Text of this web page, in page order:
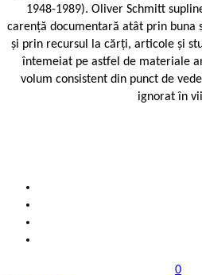
1948-1989). Oliver Schmitt
carență documentară atât prin buna
și prin recursul la cărți, articole și
întemeiat pe astfel de materiale
volum consistent din punct de
ignorat în
0